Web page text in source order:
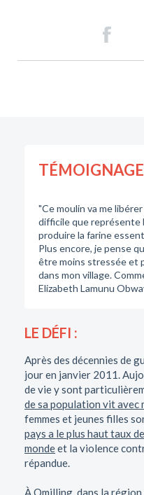
TÉMOIGNAGE
"Ce moulin va me
difficile que représente
produire la farine
Plus encore, je pense
être moins stressée et
dans mon village.
Elizabeth Lamunu
LE DÉFI :
Après des décennies de
jour en janvier 2011.
de vie y sont
de sa population vit avec
femmes et jeunes filles
pays a le plus haut taux
mondeet la violence
répandue.
À Omilling, dans la